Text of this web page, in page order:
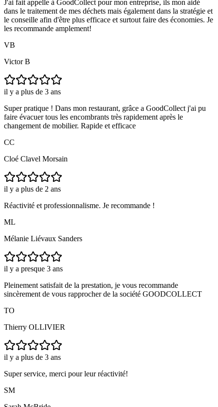
J'ai fait appelle à GoodCollect pour mon entreprise, ils mon aidé
dans le traitement de mes déchets mais également dans la stratégie et
le conseille afin d'être plus efficace et surtout faire des économies. Je
les recommande amplement!
VB
Victor B
il y a plus de 3 ans
Super pratique ! Dans mon restaurant, grâce a GoodCollect j'ai pu
faire évacuer tous les encombrants très rapidement après le
changement de mobilier. Rapide et efficace
CC
Cloé Clavel Morsain
il y a plus de 2 ans
Réactivité et professionnalisme. Je recommande !
ML
Mélanie Liévaux Sanders
il y a presque 3 ans
Pleinement satisfait de la prestation, je vous recommande
sincèrement de vous rapprocher de la société GOODCOLLECT
TO
Thierry OLLIVIER
il y a plus de 3 ans
Super service, merci pour leur réactivité!
SM